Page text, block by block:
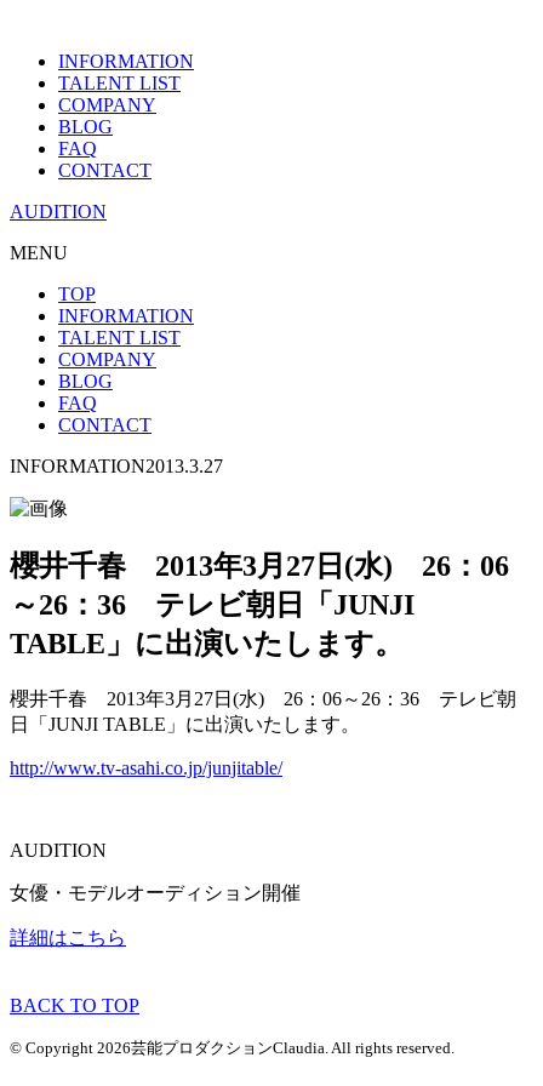
INFORMATION
TALENT LIST
COMPANY
BLOG
FAQ
CONTACT
AUDITION
MENU
TOP
INFORMATION
TALENT LIST
COMPANY
BLOG
FAQ
CONTACT
INFORMATION2013.3.27
櫻井千春 2013年3月27日(水) 26：06
～26：36 テレビ朝日「JUNJI
TABLE」に出演いたします。
櫻井千春 2013年3月27日(水) 26：06～26：36 テレビ朝
日「JUNJI TABLE」に出演いたします。
http://www.tv-asahi.co.jp/junjitable/
AUDITION
女優・モデルオーディション開催
詳細はこちら
BACK TO TOP
© Copyright 2026芸能プロダクションClaudia. All rights reserved.